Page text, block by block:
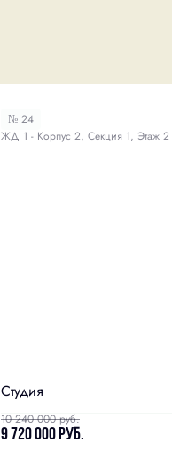
№ 24
ЖД 1 - Корпус 2, Секция 1, Этаж 2
Студия
10 240 000руб.
9 720 000руб.